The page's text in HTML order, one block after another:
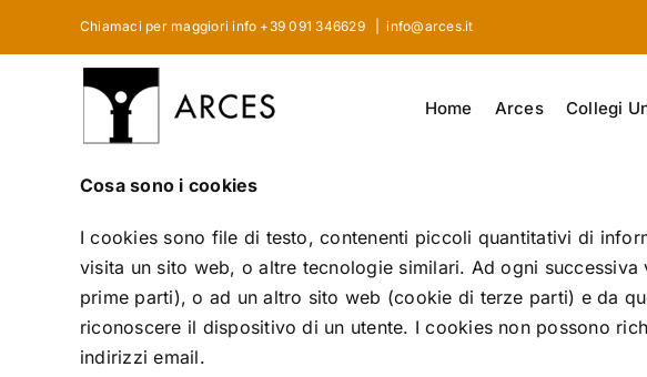
Chiamaci per maggiori info +39 091 346629 info@arces.it
Home Arces Collegi
Cosa sono i cookies
I cookies sono file di testo, contenenti piccoli quantitativi di
visita un sito web, o altre tecnologie similari. Ad ogni
prime parti), o ad un altro sito web (cookie di terze parti) e da
riconoscere il dispositivo di un utente. I cookies non possono
indirizzi email.